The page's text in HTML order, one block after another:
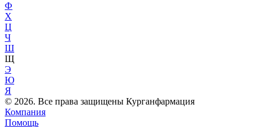
Ф
Х
Ц
Ч
Ш
Щ
Э
Ю
Я
© 2026. Все права защищены Курганфармация
Компания
Помощь